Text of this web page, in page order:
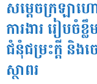
សម្តេចក្រឡាហ
ការងារ រៀបចំខ្
ជំនុំជម្រះក្តី និ
ស្ថាពរ